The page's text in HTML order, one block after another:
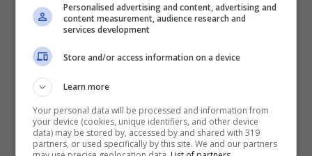
Naturalmente, chi vuole, può ancora
effettuare il tampone molecolare, entro le
72 ore prima della partenza. Il tampone
PCR non è più obbligatorio ma resta
facoltativo.
Poi,dal 20 maggiole regole di viaggio in
Personalised advertising and content, advertising and
content measurement, audience research and
services development
Store and/or access information on a device
Learn more
Your personal data will be processed and information from
your device (cookies, unique identifiers, and other device
data) may be stored by, accessed by and shared with 319
partners, or used specifically by this site. We and our partners